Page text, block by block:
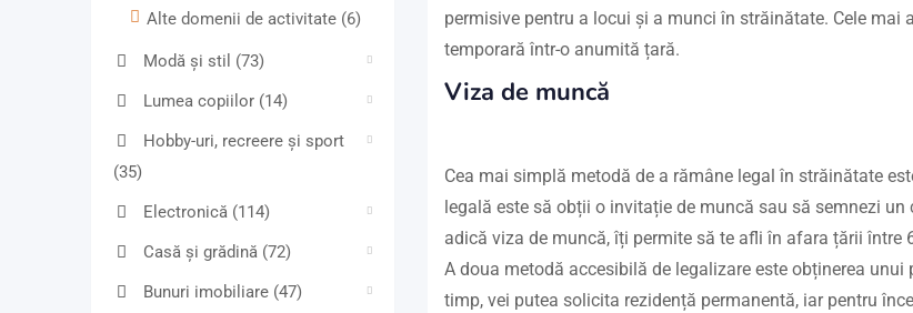
Alte domenii de activitate (6)
Modă și stil (73)
Lumea copiilor (14)
Hobby-uri, recreere și sport
(35)
Electronică (114)
Casă și grădină (72)
Bunuri imobiliare (47)
permisive pentru a locui și a munci în străinătate. Cele mai
temporară într-o anumită țară.
Viza de muncă
Cea mai simplă metodă de a rămâne legal în străinătate
legală este să obții o invitație de muncă sau să semnezi
adică viza de muncă, îți permite să te afli în afara țării între
A doua metodă accesibilă de legalizare este obținerea
timp, vei putea solicita rezidență permanentă, iar pentru